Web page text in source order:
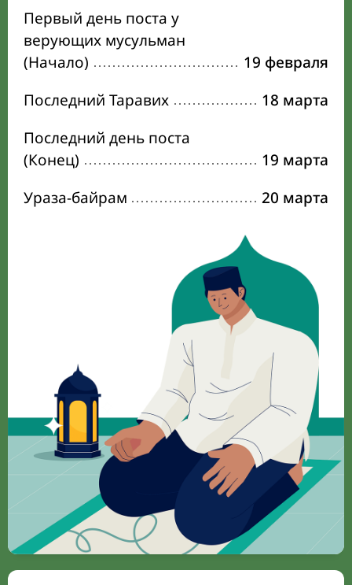
Первый день поста у
верующих мусульман
(Начало)
19 февраля
Последний Таравих
18 марта
Последний день поста
(Конец)
19 марта
Ураза-байрам
20 марта